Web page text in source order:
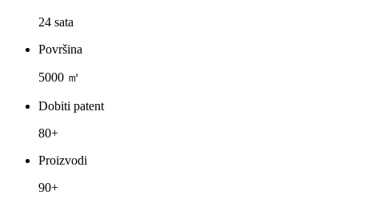
24 sata
Površina
5000 ㎡
Dobiti patent
80+
Proizvodi
90+